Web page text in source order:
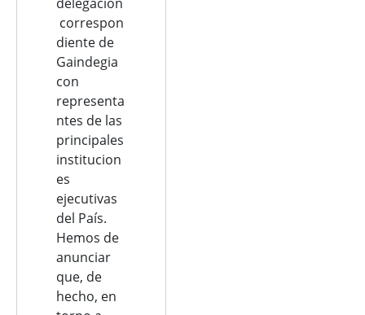
correspon
diente de
Gaindegia
con
representa
ntes de las
principales
institucion
es
ejecutivas
del País.
Hemos de
anunciar
que, de
hecho, en